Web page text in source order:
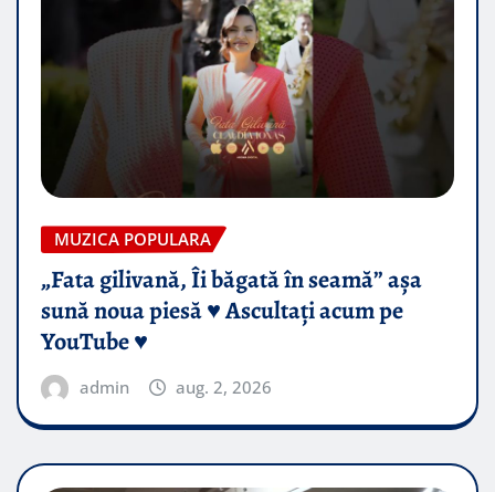
MUZICA POPULARA
„Fata gilivană, Îi băgată în seamă” așa
sună noua piesă ♥️ Ascultați acum pe
YouTube ♥️
admin aug. 2, 2026